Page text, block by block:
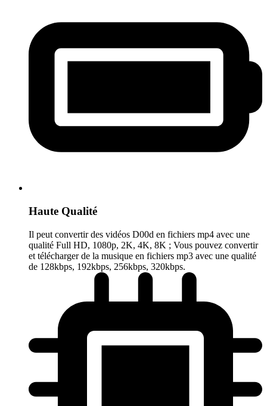
Haute Qualité
Il peut convertir des vidéos D00d en fichiers mp4 avec une
qualité Full HD, 1080p, 2K, 4K, 8K ; Vous pouvez convertir
et télécharger de la musique en fichiers mp3 avec une qualité
de 128kbps, 192kbps, 256kbps, 320kbps.